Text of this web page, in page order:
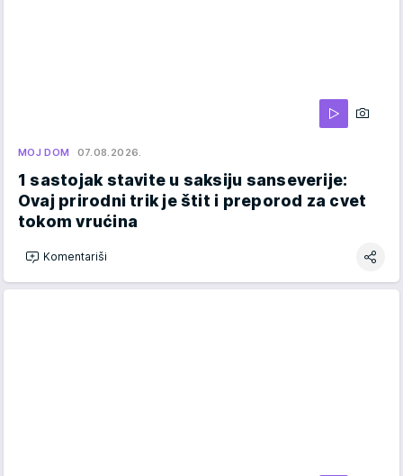
MOJ DOM 07.08.2026.
1 sastojak stavite u saksiju sanseverije:
Ovaj prirodni trik je štit i preporod za cvet
tokom vrućina
Komentariši